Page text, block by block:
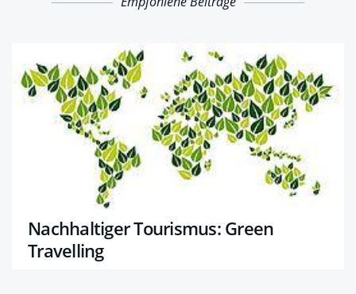
Nachhaltiger Tourismus: Green
Travelling